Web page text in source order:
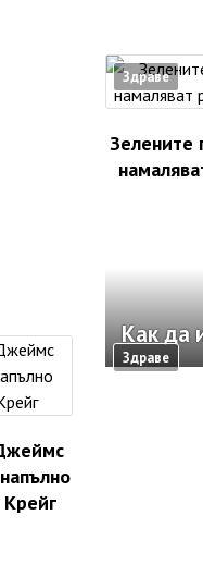
Здраве
Зелените
Здраве
Как да